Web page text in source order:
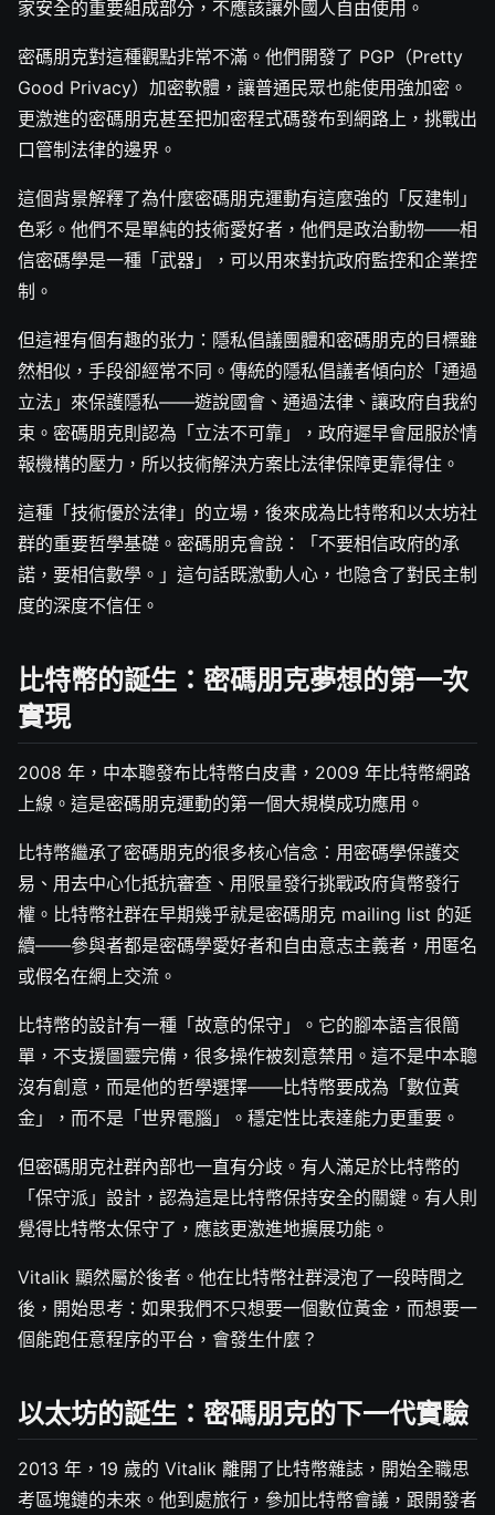
家安全的重要組成部分，不應該讓外國人自由使用。
密碼朋克對這種觀點非常不滿。他們開發了 PGP（Pretty
Good Privacy）加密軟體，讓普通民眾也能使用強加密。
更激進的密碼朋克甚至把加密程式碼發布到網路上，挑戰出
口管制法律的邊界。
這個背景解釋了為什麼密碼朋克運動有這麼強的「反建制」
色彩。他們不是單純的技術愛好者，他們是政治動物——相
信密碼學是一種「武器」，可以用來對抗政府監控和企業控
制。
但這裡有個有趣的张力：隱私倡議團體和密碼朋克的目標雖
然相似，手段卻經常不同。傳統的隱私倡議者傾向於「通過
立法」來保護隱私——遊說國會、通過法律、讓政府自我約
束。密碼朋克則認為「立法不可靠」，政府遲早會屈服於情
報機構的壓力，所以技術解決方案比法律保障更靠得住。
這種「技術優於法律」的立場，後來成為比特幣和以太坊社
群的重要哲學基礎。密碼朋克會說：「不要相信政府的承
諾，要相信數學。」這句話既激動人心，也隐含了對民主制
度的深度不信任。
比特幣的誕生：密碼朋克夢想的第一次
實現
2008 年，中本聰發布比特幣白皮書，2009 年比特幣網路
上線。這是密碼朋克運動的第一個大規模成功應用。
比特幣繼承了密碼朋克的很多核心信念：用密碼學保護交
易、用去中心化抵抗審查、用限量發行挑戰政府貨幣發行
權。比特幣社群在早期幾乎就是密碼朋克 mailing list 的延
續——參與者都是密碼學愛好者和自由意志主義者，用匿名
或假名在網上交流。
比特幣的設計有一種「故意的保守」。它的腳本語言很簡
單，不支援圖靈完備，很多操作被刻意禁用。這不是中本聰
沒有創意，而是他的哲學選擇——比特幣要成為「數位黃
金」，而不是「世界電腦」。穩定性比表達能力更重要。
但密碼朋克社群內部也一直有分歧。有人滿足於比特幣的
「保守派」設計，認為這是比特幣保持安全的關鍵。有人則
覺得比特幣太保守了，應該更激進地擴展功能。
Vitalik 顯然屬於後者。他在比特幣社群浸泡了一段時間之
後，開始思考：如果我們不只想要一個數位黃金，而想要一
個能跑任意程序的平台，會發生什麼？
以太坊的誕生：密碼朋克的下一代實驗
2013 年，19 歲的 Vitalik 離開了比特幣雜誌，開始全職思
考區塊鏈的未來。他到處旅行，參加比特幣會議，跟開發者